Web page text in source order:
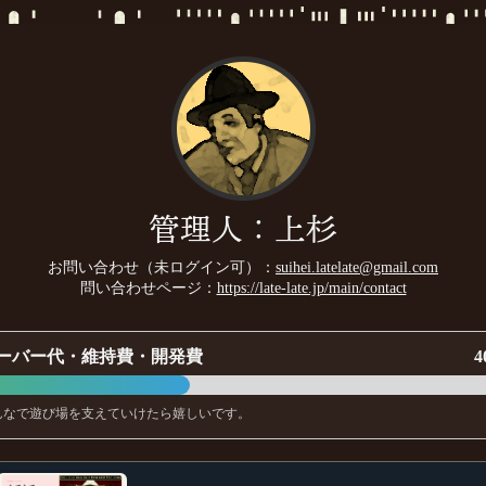
管理人：上杉
お問い合わせ（未ログイン可）： suihei.latelate@gmail.com
問い合わせページ： https://late-late.jp/main/contact
バー代・維持費・開発費
で遊び場を支えていけたら嬉しいです。